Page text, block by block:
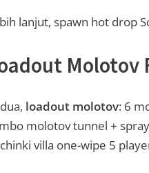
lanjut, spawn hot drop
Molotov
loadout molotov: 6
molotov tunnel +
villa one-wipe 5